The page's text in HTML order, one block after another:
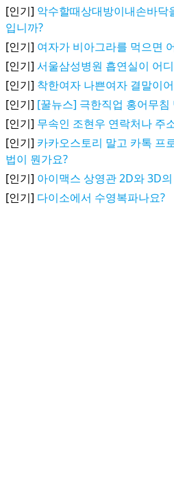
[인기] 악수할때상대방이내손바
입니까?
[인기] 여자가 비아그라를 먹으면
[인기] 서울삼성병원 흡연실이 어
[인기] 착한여자 나쁜여자 결말이
[인기] [꿀뉴스] 극한직업 홍어무침
[인기] 무속인 조현우 연락처나 주
[인기] 카카오스토리 말고 카톡 프
법이 뭔가요?
[인기] 아이맥스 상영관 2D와 3D
[인기] 다이소에서 수영복파나요?